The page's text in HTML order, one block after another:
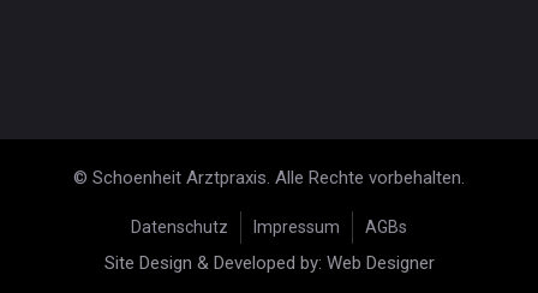
© Schoenheit Arztpraxis. Alle Rechte vorbehalten.
Datenschutz Impressum AGBs
Site Design & Developed by: Web Designer